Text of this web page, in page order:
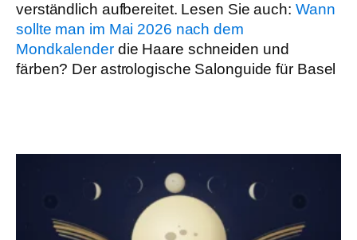
verständlich aufbereitet. Lesen Sie auch: Wann
sollte man im Mai 2026 nach dem
Mondkalender die Haare schneiden und
färben? Der astrologische Salonguide für Basel